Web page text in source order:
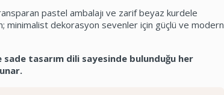
pastel ambalajı ve zarif beyaz kurdele
minimalist dekorasyon sevenler için güçlü ve modern
tasarım dili sayesinde bulunduğu her